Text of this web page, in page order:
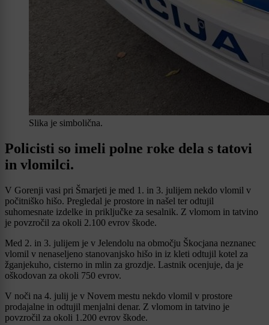
Slika je simbolična.
Policisti so imeli polne roke dela s tatovi
in vlomilci.
V Gorenji vasi pri Šmarjeti je med 1. in 3. julijem nekdo vlomil v
počitniško hišo. Pregledal je prostore in našel ter odtujil
suhomesnate izdelke in priključke za sesalnik. Z vlomom in tatvino
je povzročil za okoli 2.100 evrov škode.
Med 2. in 3. julijem je v Jelendolu na območju Škocjana neznanec
vlomil v nenaseljeno stanovanjsko hišo in iz kleti odtujil kotel za
žganjekuho, cisterno in mlin za grozdje. Lastnik ocenjuje, da je
oškodovan za okoli 750 evrov.
V noči na 4. julij je v Novem mestu nekdo vlomil v prostore
prodajalne in odtujil menjalni denar. Z vlomom in tatvino je
povzročil za okoli 1.200 evrov škode.